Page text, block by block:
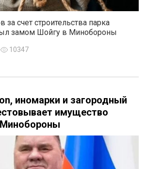
счет строительства парка
замом Шойгу в Минобороны
10347
иномарки и загородный
имущество
Минобороны